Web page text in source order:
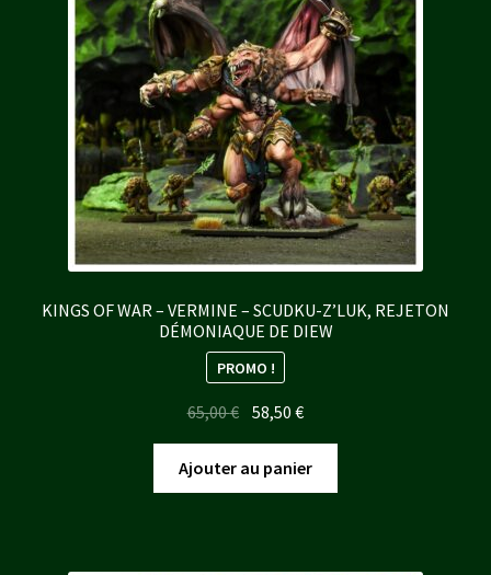
KINGS OF WAR – VERMINE – SCUDKU-Z’LUK, REJETON
DÉMONIAQUE DE DIEW
PROMO !
65,00€ Le
prix
initial
était :
58,50€Le
prix
actuel
est :
Ajouter au panier